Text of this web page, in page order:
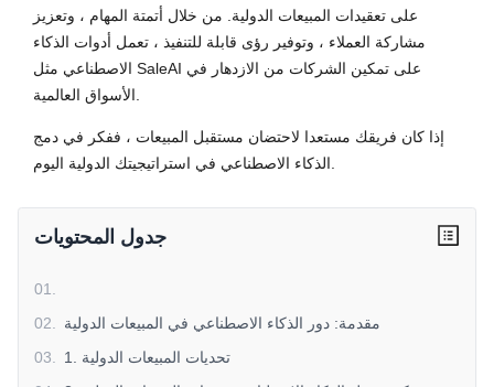
على تعقيدات المبيعات الدولية. من خلال أتمتة المهام ، وتعزيز
مشاركة العملاء ، وتوفير رؤى قابلة للتنفيذ ، تعمل أدوات الذكاء
الاصطناعي مثل SaleAI على تمكين الشركات من الازدهار في
الأسواق العالمية.
إذا كان فريقك مستعدا لاحتضان مستقبل المبيعات ، ففكر في دمج
الذكاء الاصطناعي في استراتيجيتك الدولية اليوم.
جدول المحتويات
01
02
مقدمة: دور الذكاء الاصطناعي في المبيعات الدولية
03
1. تحديات المبيعات الدولية